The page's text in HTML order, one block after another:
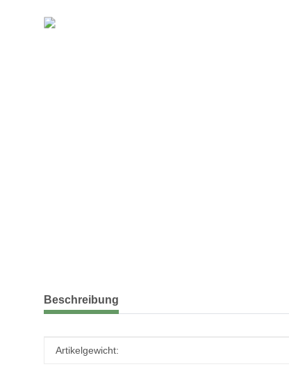
weitere Registerkarten anzeigen
Beschreibung
Produkteigenschaft
Wert
Artikelgewicht: